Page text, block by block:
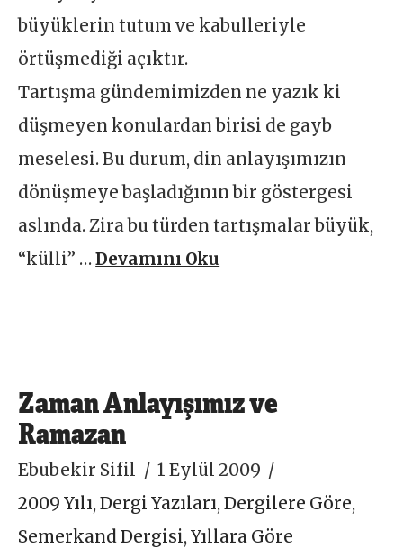
büyüklerin tutum ve kabulleriyle
örtüşmediği açıktır.
Tartışma gündemimizden ne yazık ki
düşmeyen konulardan birisi de gayb
meselesi. Bu durum, din anlayışımızın
dönüşmeye başladığının bir göstergesi
aslında. Zira bu türden tartışmalar büyük,
“külli” …Devamını Oku
Zaman Anlayışımız ve
Ramazan
Ebubekir Sifil
1 Eylül 2009
2009 Yılı,Dergi Yazıları,Dergilere Göre,
Semerkand Dergisi,Yıllara Göre